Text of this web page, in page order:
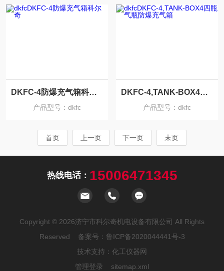
DKFC-4防爆充气箱科尔奇
产品型号：dkfc
DKFC-4,TANK-BOX4四瓶气瓶防爆充气箱
产品型号：dkfc
首页 上一页 下一页 末页
热线电话： 15006471345
Copyright © 2026济宁市科尔奇机电设备有限公司 All Rights
Reserved 备案号： 鲁ICP备2020044441号-3
技术支持： 化工仪器网
管理登录
sitemap.xml